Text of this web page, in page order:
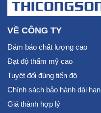
VỀ CÔNG TY
Đảm bảo chất lượng cao
Đạt độ thẩm mỹ cao
Tuyệt đối đúng tiến độ
Chính sách bảo hành dài hạn
Giá thành hợp lý